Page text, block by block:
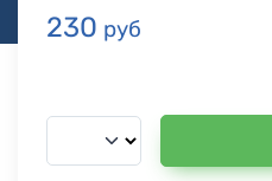
230 руб